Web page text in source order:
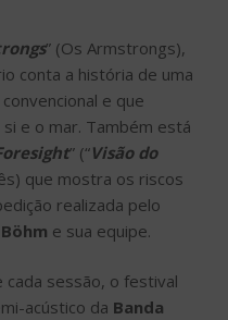
” (Os Armstrongs),
conta a história de uma
e que
e o mar. Também está
” (“Visão do
que mostra os riscos
realizada pelo
e sua equipe.
sessão, o festival
acústico da Banda